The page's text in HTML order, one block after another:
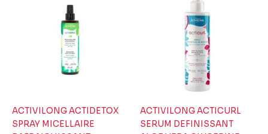
ACTIVILONG ACTIDETOX
SPRAY MICELLAIRE
ACTIVILONG ACTICURL
SERUM DEFINISSANT